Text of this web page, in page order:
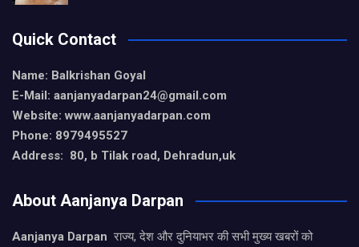
Quick Contact
Name: Balkrishan Goyal
E-Mail: aanjanyadarpan24@gmail.com
Website: www.aanjanyadarpan.com
Phone: 8979495527
Address: 80, b Tilak road, Dehradun,uk
About Aanjanya Darpan
Aanjanya Darpan राज्य, देश और दुनियाभर की सभी मुख्य खबरों को